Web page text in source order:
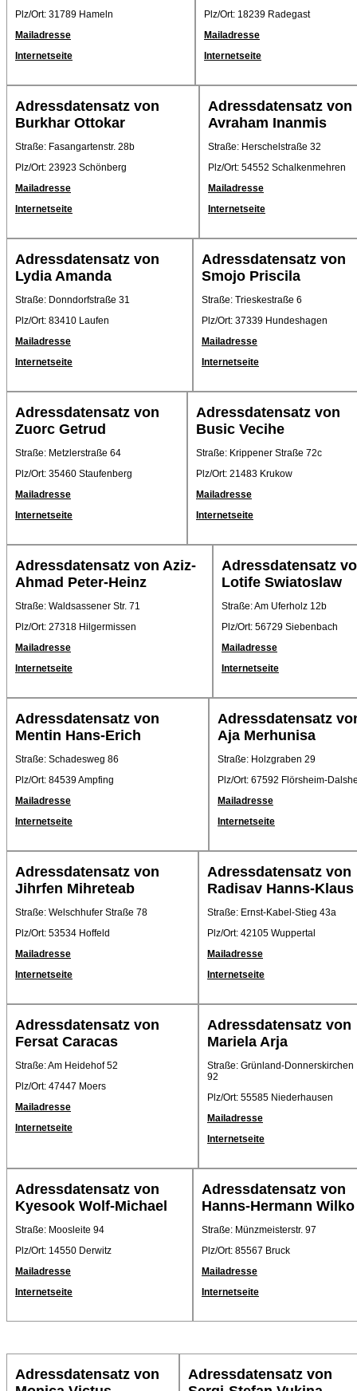
Plz/Ort: 31789 Hameln
Mailadresse
Internetseite
Plz/Ort: 18239 Radegast
Mailadresse
Internetseite
Adressdatensatz von
Burkhar Ottokar
Straße: Fasangartenstr. 28b
Plz/Ort: 23923 Schönberg
Mailadresse
Internetseite
Adressdatensatz von
Avraham Inanmis
Straße: Herschelstraße 32
Plz/Ort: 54552 Schalkenmehren
Mailadresse
Internetseite
Adressdatensatz von
Lydia Amanda
Straße: Donndorfstraße 31
Plz/Ort: 83410 Laufen
Mailadresse
Internetseite
Adressdatensatz von
Smojo Priscila
Straße: Trieskestraße 6
Plz/Ort: 37339 Hundeshagen
Mailadresse
Internetseite
Adressdatensatz von
Zuorc Getrud
Straße: Metzlerstraße 64
Plz/Ort: 35460 Staufenberg
Mailadresse
Internetseite
Adressdatensatz von
Busic Vecihe
Straße: Krippener Straße 72c
Plz/Ort: 21483 Krukow
Mailadresse
Internetseite
Adressdatensatz von Aziz-
Ahmad Peter-Heinz
Straße: Waldsassener Str. 71
Plz/Ort: 27318 Hilgermissen
Mailadresse
Internetseite
Adressdatensatz
Lotife Swiatoslaw
Straße: Am Uferholz 12b
Plz/Ort: 56729 Siebenbach
Mailadresse
Internetseite
Adressdatensatz von
Mentin Hans-Erich
Straße: Schadesweg 86
Plz/Ort: 84539 Ampfing
Mailadresse
Internetseite
Adressdatensatz
Aja Merhunisa
Straße: Holzgraben 29
Plz/Ort: 67592 Flörsheim-
Mailadresse
Internetseite
Adressdatensatz von
Jihrfen Mihreteab
Straße: Welschhufer Straße 78
Plz/Ort: 53534 Hoffeld
Mailadresse
Internetseite
Adressdatensatz von
Radisav Hanns-Klaus
Straße: Ernst-Kabel-Stieg 43a
Plz/Ort: 42105 Wuppertal
Mailadresse
Internetseite
Adressdatensatz von
Fersat Caracas
Straße: Am Heidehof 52
Plz/Ort: 47447 Moers
Mailadresse
Internetseite
Adressdatensatz von
Mariela Arja
Straße: Grünland-Donnerskirchen
92
Plz/Ort: 55585 Niederhausen
Mailadresse
Internetseite
Adressdatensatz von
Kyesook Wolf-Michael
Straße: Moosleite 94
Plz/Ort: 14550 Derwitz
Mailadresse
Internetseite
Adressdatensatz von
Hanns-Hermann Wilko
Straße: Münzmeisterstr. 97
Plz/Ort: 85567 Bruck
Mailadresse
Internetseite
Adressdatensatz von
Adressdatensatz von